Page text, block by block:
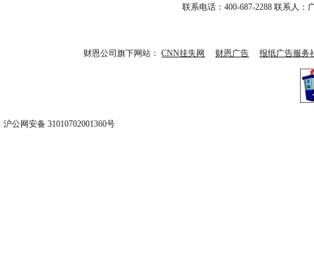
联系电话：400-687-2288 联系人
财恩公司旗下网站：CNN挂失网 财恩广告 报纸广告服务
沪公网安备 31010702001360号